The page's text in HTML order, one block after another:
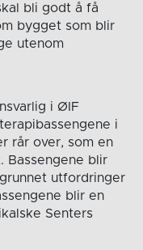
bli godt å få
bygget som blir
utenom
i ØIF
i
rår over, som en
Bassengene blir
utfordringer
blir en
Senters